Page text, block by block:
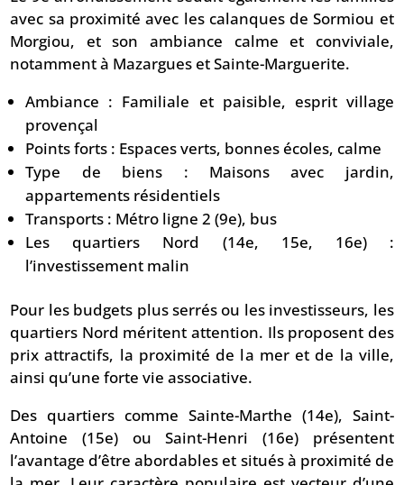
avec sa proximité avec les calanques de Sormiou et
Morgiou, et son ambiance calme et conviviale,
notamment à Mazargues et Sainte-Marguerite.
Ambiance : Familiale et paisible, esprit village
provençal
Points forts : Espaces verts, bonnes écoles, calme
Type de biens : Maisons avec jardin,
appartements résidentiels
Transports : Métro ligne 2 (9e), bus
Les quartiers Nord (14e, 15e, 16e) :
l’investissement malin
Pour les budgets plus serrés ou les investisseurs, les
quartiers Nord méritent attention. Ils proposent des
prix attractifs, la proximité de la mer et de la ville,
ainsi qu’une forte vie associative.
Des quartiers comme Sainte-Marthe (14e), Saint-
Antoine (15e) ou Saint-Henri (16e) présentent
l’avantage d’être abordables et situés à proximité de